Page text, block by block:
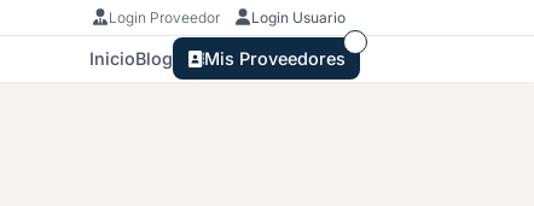
Login Proveedor Login Usuario
InicioBlog Mis Proveedores